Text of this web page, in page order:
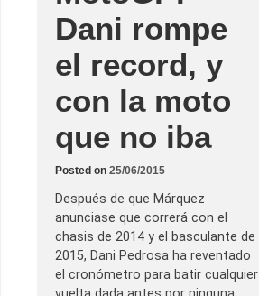
Dani rompe
el record, y
con la moto
que no iba
Posted on 25/06/2015
Después de que Márquez
anunciase que correrá con el
chasis de 2014 y el basculante de
2015, Dani Pedrosa ha reventado
el cronómetro para batir cualquier